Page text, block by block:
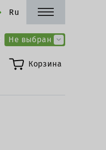
Ru
Не выбран
Корзина